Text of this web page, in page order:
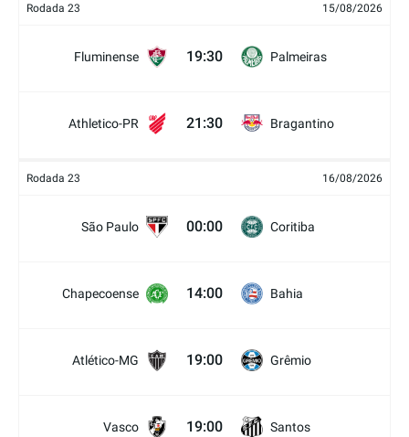
Rodada 23 15/08/2026
Fluminense 19:30 Palmeiras
Athletico-PR 21:30 Bragantino
Rodada 23 16/08/2026
São Paulo 00:00 Coritiba
Chapecoense 14:00 Bahia
Atlético-MG 19:00 Grêmio
Vasco 19:00 Santos